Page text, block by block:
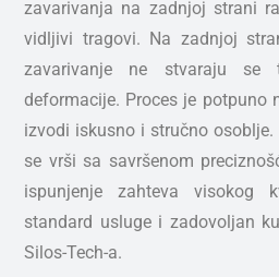
zavarivanja na zadnjoj strani
vidljivi tragovi. Na zadnjoj
zavarivanje ne stvaraju se
deformacije. Proces je potpuno
izvodi iskusno i stručno
se vrši sa savršenom
ispunjenje zahteva visokog
standard usluge i zadovoljan
Silos-Tech-a.